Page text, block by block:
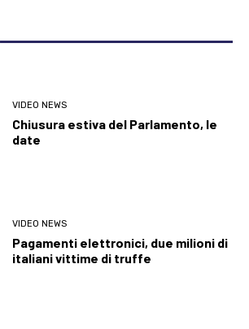
VIDEO NEWS
Chiusura estiva del Parlamento, le
date
VIDEO NEWS
Pagamenti elettronici, due milioni di
italiani vittime di truffe